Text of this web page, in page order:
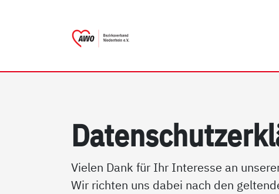
Vielen Dank für Ihr Interesse an
Wir richten uns dabei nach den